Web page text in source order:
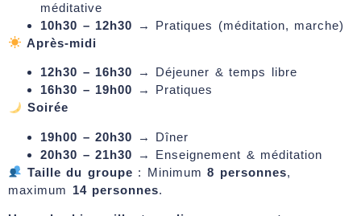
méditative
10h30 – 12h30 → Pratiques (méditation, marche)
Après-midi
12h30 – 16h30 → Déjeuner & temps libre
16h30 – 19h00 → Pratiques
Soirée
19h00 – 20h30 → Dîner
20h30 – 21h30 → Enseignement & méditation
Taille du groupe : Minimum8 personnes,
maximum 14 personnes.